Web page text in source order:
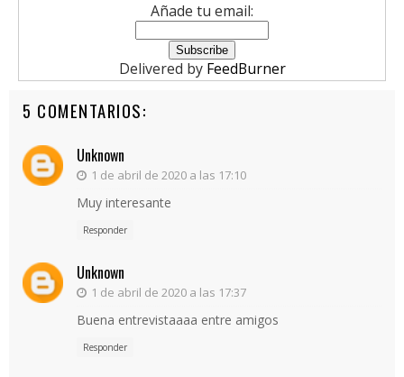
Añade tu email:
Delivered by FeedBurner
5 COMENTARIOS:
Unknown
1 de abril de 2020 a las 17:10
Muy interesante
Responder
Unknown
1 de abril de 2020 a las 17:37
Buena entrevistaaaa entre amigos
Responder